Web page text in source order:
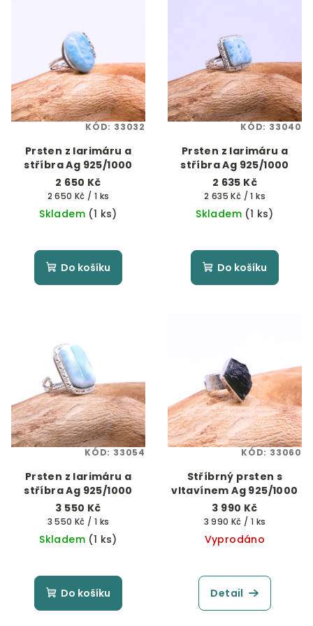
Prsten z larimáru a
stříbra Ag 925/1000
2 650 Kč
Měrná
cena:
2 650 Kč / 1 ks
Skladem (1 ks)
Do košíku
KÓD: 33032
Prsten z larimáru a
stříbra Ag 925/1000
2 635 Kč
Měrná
cena:
2 635 Kč / 1 ks
Skladem (1 ks)
Do košíku
KÓD: 33040
Prsten z larimáru a
stříbra Ag 925/1000
3 550 Kč
Měrná
cena:
3 550 Kč / 1 ks
Skladem (1 ks)
Do košíku
KÓD: 33054
Stříbrný prsten s
vltavínem Ag 925/1000
3 990 Kč
Měrná
cena:
3 990 Kč / 1 ks
Vyprodáno
Detail
KÓD: 33060